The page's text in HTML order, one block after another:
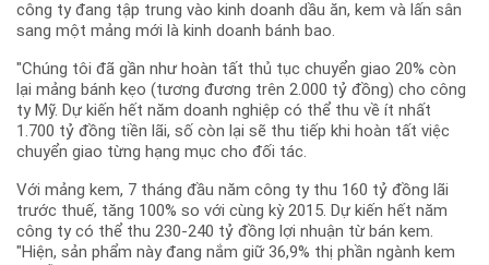
công ty đang tập trung vào kinh doanh dầu ăn, kem và lấn sân
sang một mảng mới là kinh doanh bánh bao.
"Chúng tôi đã gần như hoàn tất thủ tục chuyển giao 20% còn
lại mảng bánh kẹo (tương đương trên 2.000 tỷ đồng) cho công
ty Mỹ. Dự kiến hết năm doanh nghiệp có thể thu về ít nhất
1.700 tỷ đồng tiền lãi, số còn lại sẽ thu tiếp khi hoàn tất việc
chuyển giao từng hạng mục cho đối tác.
Với mảng kem, 7 tháng đầu năm công ty thu 160 tỷ đồng lãi
trước thuế, tăng 100% so với cùng kỳ 2015. Dự kiến hết năm
công ty có thể thu 230-240 tỷ đồng lợi nhuận từ bán kem.
"Hiện, sản phẩm này đang nắm giữ 36,9% thị phần ngành kem